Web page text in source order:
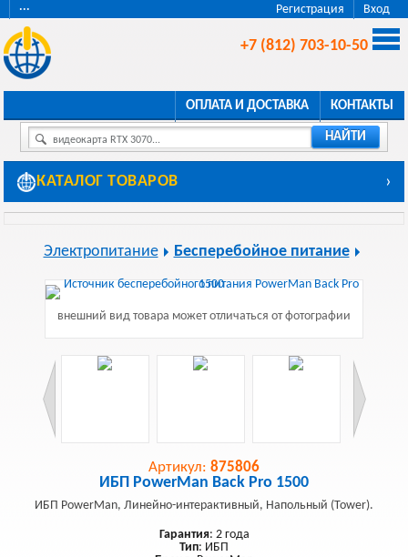
Регистрация Вход
···
+7 (812) 703-10-50
ОПЛАТА И ДОСТАВКА КОНТАКТЫ
видеокарта RTX 3070... НАЙТИ
КАТАЛОГ ТОВАРОВ ›
Электропитание Бесперебойное питание
внешний вид товара может отличаться от фотографии
Артикул: 875806
ИБП PowerMan Back Pro 1500
ИБП PowerMan, Линейно-интерактивный, Напольный (Tower).
Гарантия: 2 года
Тип: ИБП